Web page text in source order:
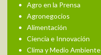
Agro en la Prensa
Agronegocios
Alimentación
Ciencia e Innovación
Clima y Medio Ambiente